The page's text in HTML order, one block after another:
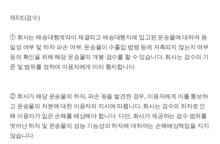
제8조(검수)
① 회사는 배송대행계약이 체결되고 배송대행지에 입고된 운송물에 대하여 동
일성 여부 및 하자·파손 여부, 운송물이 수출입 법령 등에 저촉되지 않는지 여부
등의 확인을 위해 해당 운송물의 개봉·검수를 할 수 있습니다. 회사는 검수의 기
준 및 범위를 정하여 이용자에게 미리 통지합니다.
② 회사가 해당 운송물의 하자, 파손 등을 발견한 경우, 이용자에게 이를 통보하
고 운송물의 처분에 대한 이용자의 지시에 따릅니다. 회사는 검수의 하자로 인
해 이용자가 입은 손해를 배상해야 합니다. 다만, 회사가 제공하는 검수 범위를
벗어난 하자 및 운송물의 성능·기능상의 하자에 대하여는 손해배상책임을 지지
않습니다.